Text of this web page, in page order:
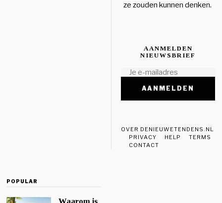
ze zouden kunnen denken.
AANMELDEN
NIEUWSBRIEF
OVER DENIEUWETENDENS.NL
PRIVACY
HELP
TERMS
CONTACT
POPULAR